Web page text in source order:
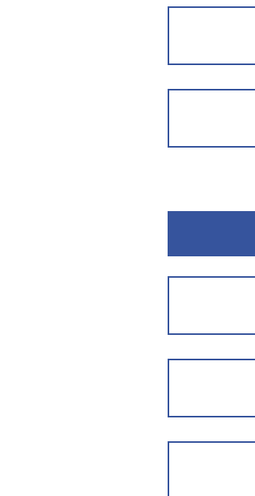
4日間以上
【レンタ
・3日間
・4日～7
・22日～
・31日間
※レンタル